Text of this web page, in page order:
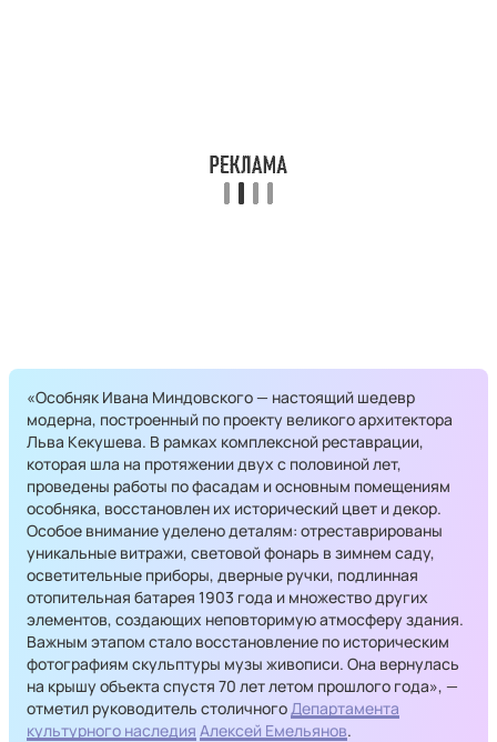
«Особняк Ивана Миндовского — настоящий шедевр
модерна, построенный по проекту великого архитектора
Льва Кекушева. В рамках комплексной реставрации,
которая шла на протяжении двух с половиной лет,
проведены работы по фасадам и основным помещениям
особняка, восстановлен их исторический цвет и декор.
Особое внимание уделено деталям: отреставрированы
уникальные витражи, световой фонарь в зимнем саду,
осветительные приборы, дверные ручки, подлинная
отопительная батарея 1903 года и множество других
элементов, создающих неповторимую атмосферу здания.
Важным этапом стало восстановление по историческим
фотографиям скульптуры музы живописи. Она вернулась
на крышу объекта спустя 70 лет летом прошлого года», —
отметил руководитель столичногоДепартамента
культурного наследия Алексей Емельянов.